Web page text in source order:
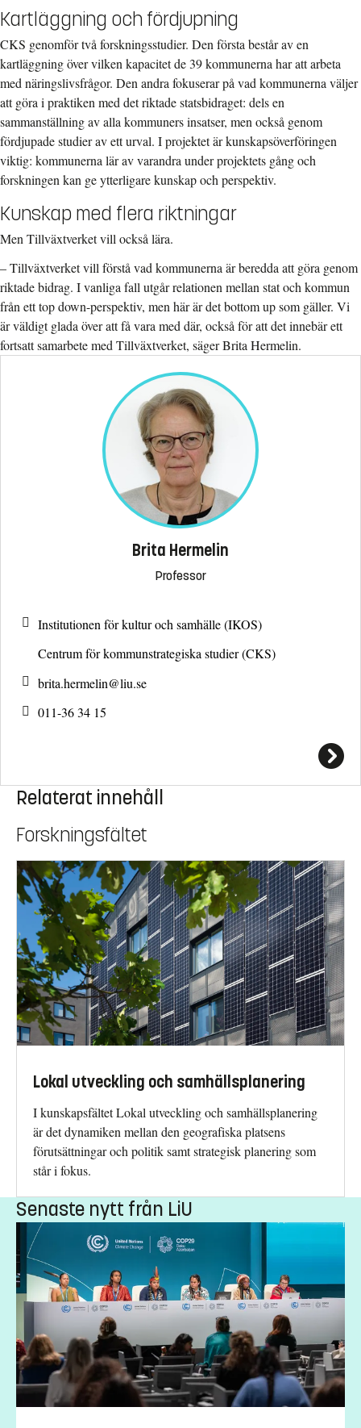
Kartläggning och fördjupning
CKS genomför två forskningsstudier. Den första består av en
kartläggning över vilken kapacitet de 39 kommunerna har att arbeta
med näringslivsfrågor. Den andra fokuserar på vad kommunerna väljer
att göra i praktiken med det riktade statsbidraget: dels en
sammanställning av alla kommuners insatser, men också genom
fördjupade studier av ett urval. I projektet är kunskapsöverföringen
viktig: kommunerna lär av varandra under projektets gång och
forskningen kan ge ytterligare kunskap och perspektiv.
Kunskap med flera riktningar
Men Tillväxtverket vill också lära.
– Tillväxtverket vill förstå vad kommunerna är beredda att göra genom
riktade bidrag. I vanliga fall utgår relationen mellan stat och kommun
från ett top down-perspektiv, men här är det bottom up som gäller. Vi
är väldigt glada över att få vara med där, också för att det innebär ett
fortsatt samarbete med Tillväxtverket, säger Brita Hermelin.
Brita Hermelin
Professor
Institutionen för kultur och samhälle (IKOS)
Centrum för kommunstrategiska studier (CKS)
brita.hermelin@liu.se
011-36 34 15
Relaterat innehåll
Forskningsfältet
Lokal utveckling och samhällsplanering
I kunskapsfältet Lokal utveckling och samhällsplanering
är det dynamiken mellan den geografiska platsens
förutsättningar och politik samt strategisk planering som
står i fokus.
Senaste nytt från LiU